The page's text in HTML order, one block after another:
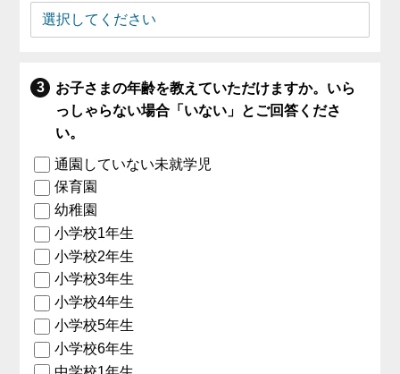
お子さまの年齢を教えていただけますか。いら
っしゃらない場合「いない」とご回答くださ
い。
通園していない未就学児
保育園
幼稚園
小学校1年生
小学校2年生
小学校3年生
小学校4年生
小学校5年生
小学校6年生